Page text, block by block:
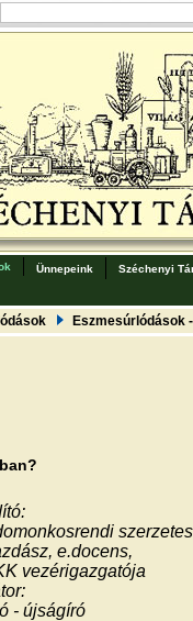
Ünnepeink
Széchenyi
Eszmesúrlódások
e.docens,
vezérigazgatója
- újságíró